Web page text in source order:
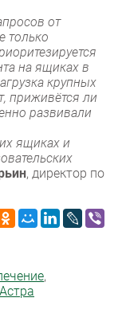
от
только
на ящиках в
крупных
приживётся ли
развивали
ящиках и
, директор по
,